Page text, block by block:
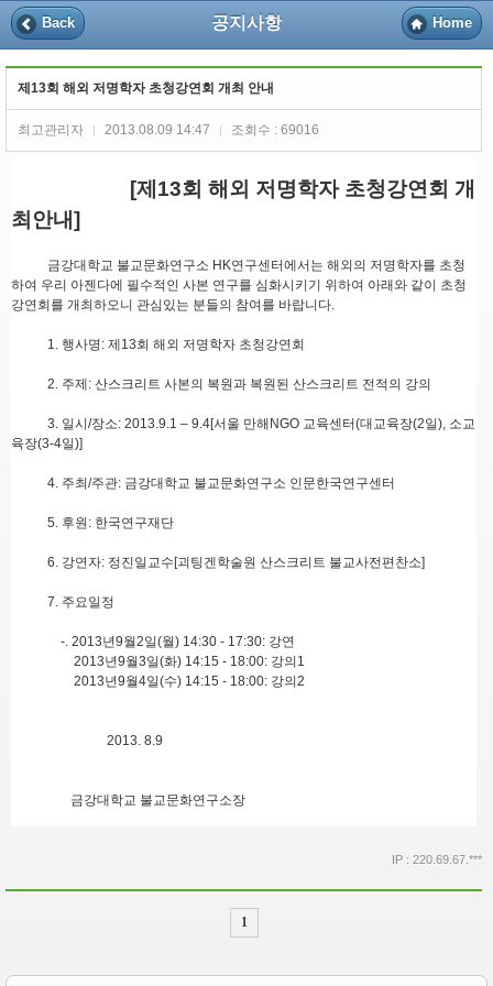
Back 공지사항 Home
제13회 해외 저명학자 초청강연회 개최 안내
최고관리자 2013.08.09 14:47 조회수 : 69016
[제13회 해외 저명학자 초청강연회 개
최안내]
금강대학교 불교문화연구소 HK연구센터에서는 해외의 저명학자를 초청
하여 우리 아젠다에 필수적인 사본 연구를 심화시키기 위하여 아래와 같이 초청
강연회를 개최하오니 관심있는 분들의 참여를 바랍니다.
1. 행사명: 제13회 해외 저명학자 초청강연회
2. 주제: 산스크리트 사본의 복원과 복원된 산스크리트 전적의 강의
3. 일시/장소: 2013.9.1 – 9.4[서울 만해NGO 교육센터(대교육장(2일), 소교
육장(3-4일)]
4. 주최/주관: 금강대학교 불교문화연구소 인문한국연구센터
5. 후원: 한국연구재단
6. 강연자: 정진일교수[괴팅겐학술원 산스크리트 불교사전편찬소]
7. 주요일정
-. 2013년9월2일(월) 14:30 - 17:30: 강연
2013년9월3일(화) 14:15 - 18:00: 강의1
2013년9월4일(수) 14:15 - 18:00: 강의2
2013. 8.9
금강대학교 불교문화연구소장
IP : 220.69.67.***
1